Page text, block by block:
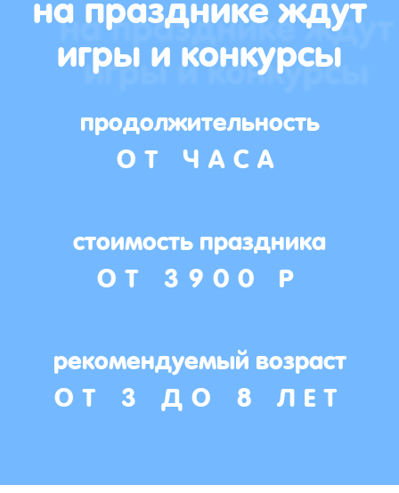
игры и конкурсы
продолжительность
ОТ ЧАСА
стоимость праздника
ОТ 3900 Р
рекомендуемый возраст
ОТ 3 ДО 8 ЛЕТ